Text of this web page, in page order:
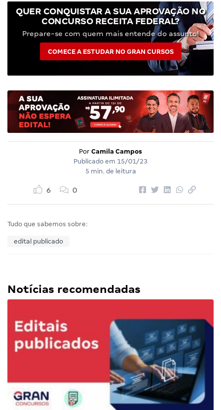
QUER CONQUISTAR A SUA APROVAÇÃO NO
CONCURSO RECEITA FEDERAL?
Prepare-se com quem mais entende do assunto!
COMECE A ESTUDAR NO GRAN CURSOS
Por Camila Campos
Publicado em 15/01/23
5 min. de leitura
6 0
Tudo que sabemos sobre:
edital publicado
Notícias recomendadas